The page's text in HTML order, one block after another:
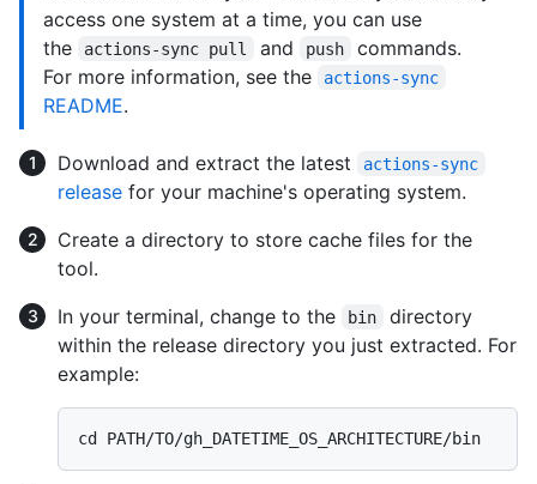
access one system at a time, you can use
the
actions-sync pull and push
commands.
For more information, see the
actions-sync
README.
Download and extract the latest actions-sync
release for your machine's operating system.
Create a directory to store cache files for the
tool.
In your terminal, change to the
bin
directory
within the release directory you just extracted. For
example: